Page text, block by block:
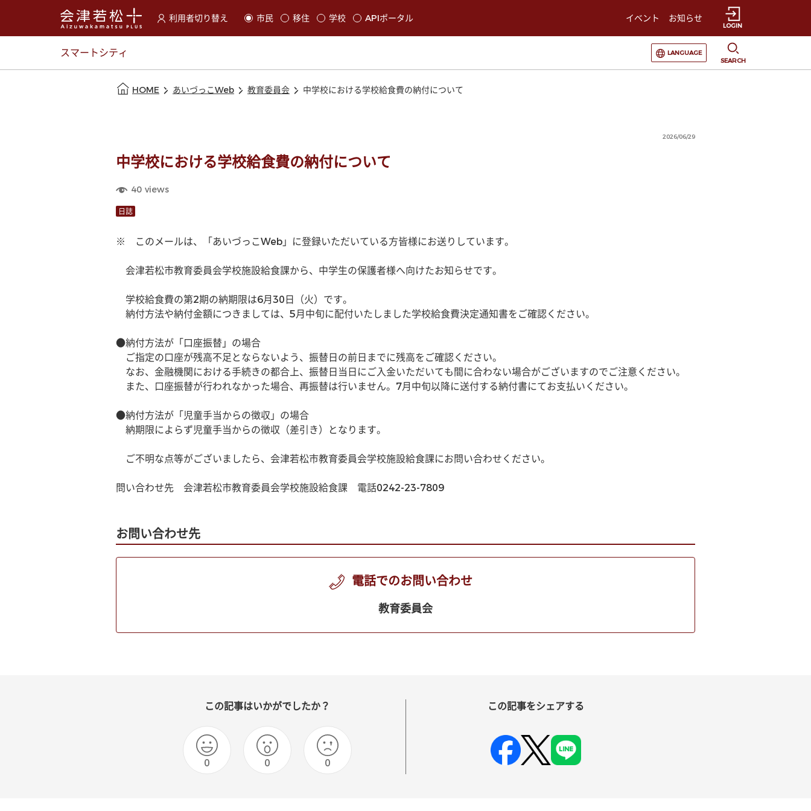
利用者切り替え
選択すると利用者の切替が発生します
市民 移住 学校 APIポータル イベント お知らせ
LOGIN
スマートシティ
選択すると言語の切替が発生します
LANGUAGE
SEARCH
HOME あいづっこWeb 教育委員会 中学校における学校給食費の納付について
2026/06/29
中学校における学校給食費の納付について
40 views
日誌
※　このメールは、「あいづっこWeb」に登録いただいている方皆様にお送りしています。
会津若松市教育委員会学校施設給食課から、中学生の保護者様へ向けたお知らせです。
学校給食費の第2期の納期限は6月30日（火）です。
納付方法や納付金額につきましては、5月中旬に配付いたしました学校給食費決定通知書をご確認ください。
●納付方法が「口座振替」の場合
ご指定の口座が残高不足とならないよう、振替日の前日までに残高をご確認ください。
なお、金融機関における手続きの都合上、振替日当日にご入金いただいても間に合わない場合がございますのでご注意ください。
また、口座振替が行われなかった場合、再振替は行いません。7月中旬以降に送付する納付書にてお支払いください。
●納付方法が「児童手当からの徴収」の場合
納期限によらず児童手当からの徴収（差引き）となります。
ご不明な点等がございましたら、会津若松市教育委員会学校施設給食課にお問い合わせください。
問い合わせ先　会津若松市教育委員会学校施設給食課　電話0242-23-7809
お問い合わせ先
電話でのお問い合わせ
教育委員会
この記事はいかがでしたか？
0 0 0
この記事をシェアする